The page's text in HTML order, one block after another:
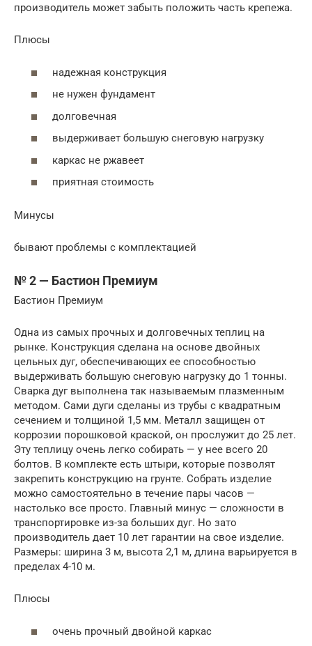
производитель может забыть положить часть крепежа.
Плюсы
надежная конструкция
не нужен фундамент
долговечная
выдерживает большую снеговую нагрузку
каркас не ржавеет
приятная стоимость
Минусы
бывают проблемы с комплектацией
№ 2 — Бастион Премиум
Бастион Премиум
Одна из самых прочных и долговечных теплиц на
рынке. Конструкция сделана на основе двойных
цельных дуг, обеспечивающих ее способностью
выдерживать большую снеговую нагрузку до 1 тонны.
Сварка дуг выполнена так называемым плазменным
методом. Сами дуги сделаны из трубы с квадратным
сечением и толщиной 1,5 мм. Металл защищен от
коррозии порошковой краской, он прослужит до 25 лет.
Эту теплицу очень легко собирать — у нее всего 20
болтов. В комплекте есть штыри, которые позволят
закрепить конструкцию на грунте. Собрать изделие
можно самостоятельно в течение пары часов —
настолько все просто. Главный минус — сложности в
транспортировке из-за больших дуг. Но зато
производитель дает 10 лет гарантии на свое изделие.
Размеры: ширина 3 м, высота 2,1 м, длина варьируется в
пределах 4-10 м.
Плюсы
очень прочный двойной каркас